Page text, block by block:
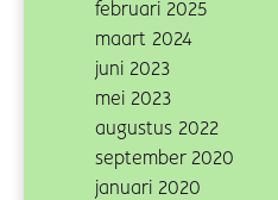
februari 2025
maart 2024
juni 2023
mei 2023
augustus 2022
september 2020
januari 2020